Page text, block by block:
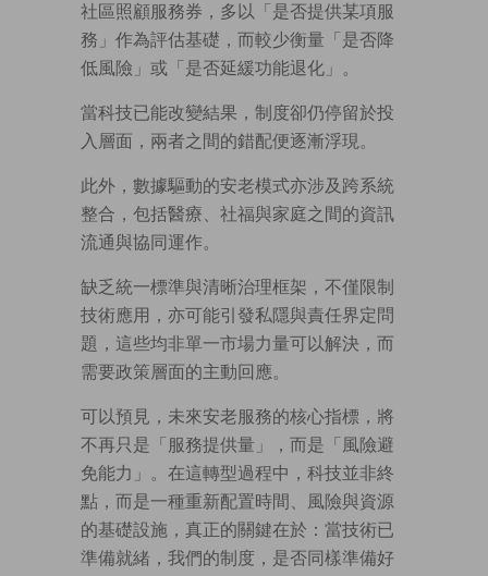
社區照顧服務券，多以「是否提供某項服
務」作為評估基礎，而較少衡量「是否降
低風險」或「是否延緩功能退化」。
當科技已能改變結果，制度卻仍停留於投
入層面，兩者之間的錯配便逐漸浮現。
此外，數據驅動的安老模式亦涉及跨系統
整合，包括醫療、社福與家庭之間的資訊
流通與協同運作。
缺乏統一標準與清晰治理框架，不僅限制
技術應用，亦可能引發私隱與責任界定問
題，這些均非單一市場力量可以解決，而
需要政策層面的主動回應。
可以預見，未來安老服務的核心指標，將
不再只是「服務提供量」，而是「風險避
免能力」。在這轉型過程中，科技並非終
點，而是一種重新配置時間、風險與資源
的基礎設施，真正的關鍵在於：當技術已
準備就緒，我們的制度，是否同樣準備好